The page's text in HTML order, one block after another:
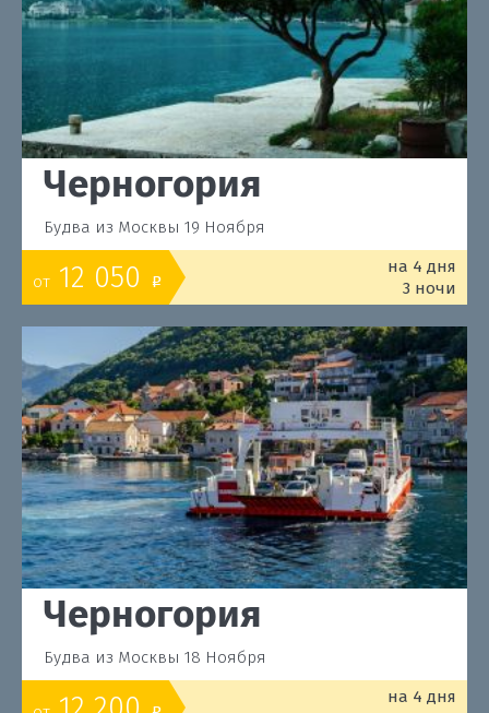
Черногория
Будва из Москвы 19 Ноября
от 12 050 o
на 4 дня
3 ночи
Черногория
Будва из Москвы 18 Ноября
на 4 дня